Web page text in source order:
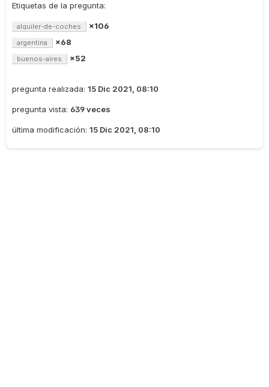
Etiquetas de la pregunta:
alquiler-de-coches ×106
argentina ×68
buenos-aires ×52
pregunta realizada: 15 Dic 2021, 08:10
pregunta vista: 639 veces
última modificación: 15 Dic 2021, 08:10